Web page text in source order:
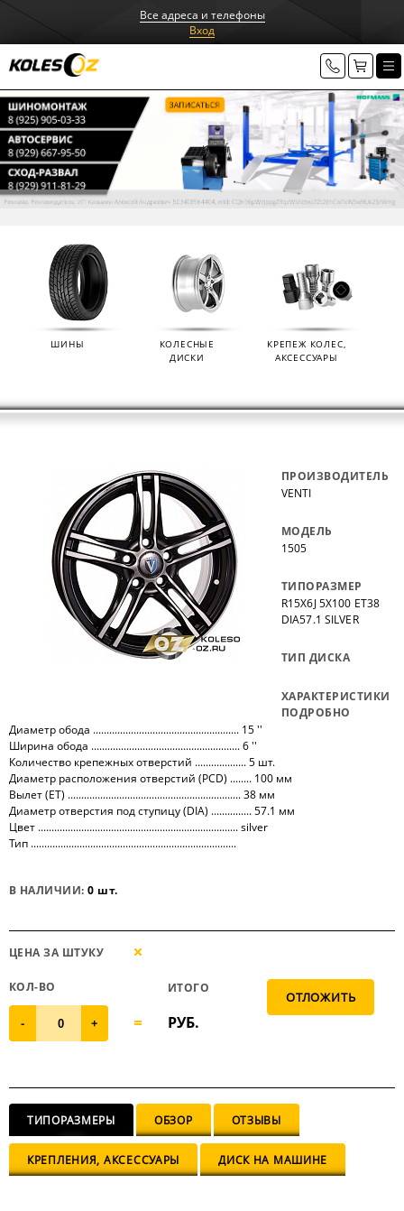
Все адреса и телефоны
Вход
ШИНЫ
КОЛЕСНЫЕ
ДИСКИ
КРЕПЕЖ КОЛЕС,
АКСЕССУАРЫ
ПРОИЗВОДИТЕЛЬ
VENTI
МОДЕЛЬ
1505
ТИПОРАЗМЕР
R15X6J 5X100 ET38
DIA57.1 SILVER
ТИП ДИСКА
ХАРАКТЕРИСТИКИ
ПОДРОБНО
Диаметр обода ...................................................... 15 ''
Ширина обода ....................................................... 6 ''
Количество крепежных отверстий ................... 5 шт.
Диаметр расположения отверстий (PCD) ........ 100 мм
Вылет (ET) ................................................................ 38 мм
Диаметр отверстия под ступицу (DIA) ............... 57.1 мм
Цвет .......................................................................... silver
Тип ............................................................................
В НАЛИЧИИ:0 шт.
ЦЕНА ЗА ШТУКУ
КОЛ-ВО
- +
ИТОГО
РУБ.
ТИПОРАЗМЕРЫ ОБЗОР ОТЗЫВЫ
КРЕПЛЕНИЯ, АКСЕССУАРЫ ДИСК НА МАШИНЕ